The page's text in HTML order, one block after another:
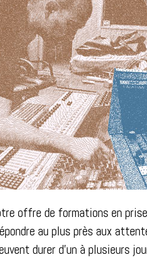
offre de formations en
au plus près aux
durer d'un à plusieurs